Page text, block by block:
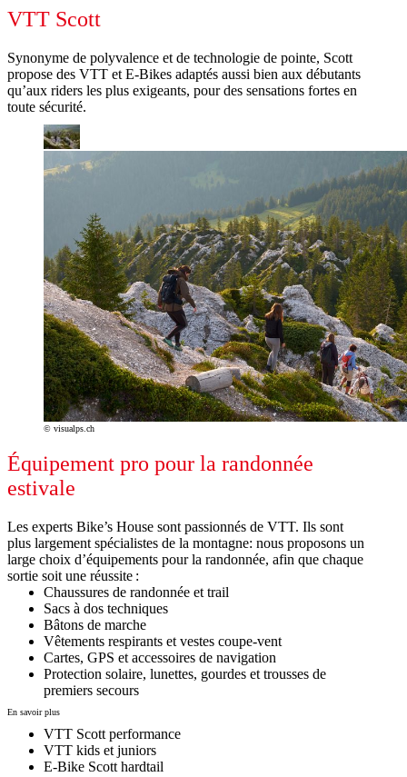
VTT Scott
Synonyme de polyvalence et de technologie de pointe, Scott
propose des VTT et E-Bikes adaptés aussi bien aux débutants
qu’aux riders les plus exigeants, pour des sensations fortes en
toute sécurité.
© visualps.ch
Équipement pro pour la randonnée
estivale
Les experts Bike’s House sont passionnés de VTT. Ils sont
plus largement spécialistes de la montagne: nous proposons un
large choix d’équipements pour la randonnée, afin que chaque
sortie soit une réussite :
Chaussures de randonnée et trail
Sacs à dos techniques
Bâtons de marche
Vêtements respirants et vestes coupe-vent
Cartes, GPS et accessoires de navigation
Protection solaire, lunettes, gourdes et trousses de
premiers secours
En savoir plus
VTT Scott performance
VTT kids et juniors
E-Bike Scott hardtail